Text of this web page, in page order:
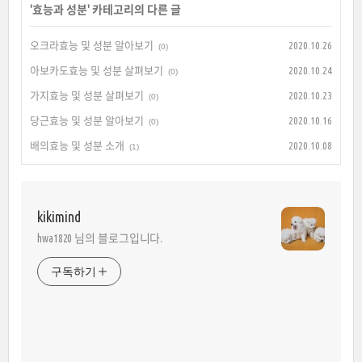
'효능과 성분' 카테고리의 다른 글
오크라효능 및 성분 알아보기 (0) 2020.10.26
아보카도효능 및 성분 살펴보기 (0) 2020.10.24
가지효능 및 성분 살펴보기 (0) 2020.10.23
당근효능 및 성분 알아보기 (0) 2020.10.16
배의효능 및 성분 소개 (1) 2020.10.08
kikimind
hwa1820 님의 블로그입니다.
구독하기